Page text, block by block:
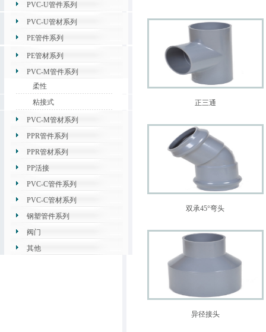
PVC-U管件系列
PVC-U管材系列
PE管件系列
PE管材系列
PVC-M管件系列
柔性
粘接式
PVC-M管材系列
PPR管件系列
PPR管材系列
PP活接
PVC-C管件系列
PVC-C管材系列
钢塑管件系列
阀门
其他
正三通
双承45°弯头
异径接头